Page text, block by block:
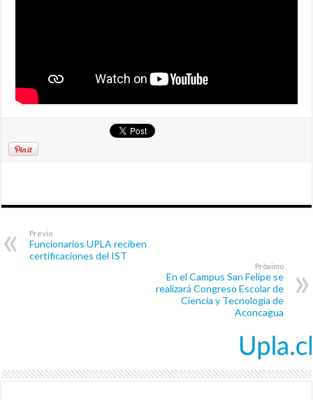
Previo
Funcionarios UPLA reciben
certificaciones del IST
Próximo
En el Campus San Felipe se
realizará Congreso Escolar de
Ciencia y Tecnología de
Aconcagua